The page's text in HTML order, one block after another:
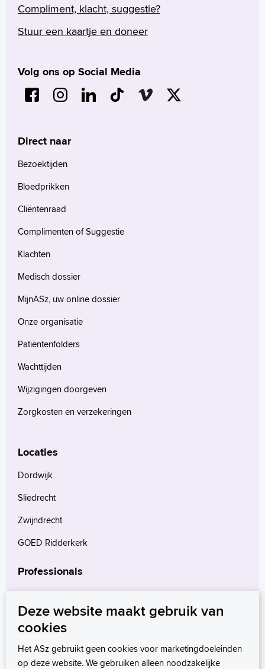
Compliment, klacht, suggestie?
Stuur een kaartje en doneer
Volg ons op Social Media
Direct naar
Bezoektijden
Bloedprikken
Cliëntenraad
Complimenten of Suggestie
Klachten
Medisch dossier
MijnASz, uw online dossier
Onze organisatie
Patiëntenfolders
Wachttijden
Wijzigingen doorgeven
Zorgkosten en verzekeringen
Locaties
Dordwijk
Sliedrecht
Zwijndrecht
GOED Ridderkerk
Professionals
Verwijzers
Wetenschappelijk onderzoek
Deze website maakt gebruik van
cookies
Het ASz gebruikt geen cookies voor marketingdoeleinden
op deze website. We gebruiken alleen noodzakelijke